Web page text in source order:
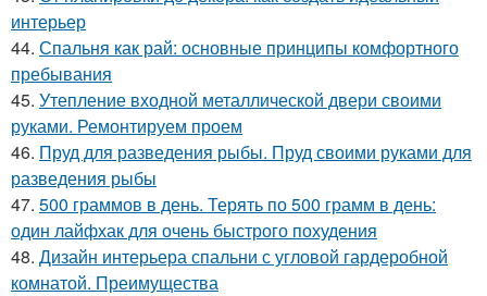
интерьер
44. Спальня как рай: основные принципы комфортного
пребывания
45. Утепление входной металлической двери своими
руками. Ремонтируем проем
46. Пруд для разведения рыбы. Пруд своими руками для
разведения рыбы
47. 500 граммов в день. Терять по 500 грамм в день:
один лайфхак для очень быстрого похудения
48. Дизайн интерьера спальни с угловой гардеробной
комнатой. Преимущества